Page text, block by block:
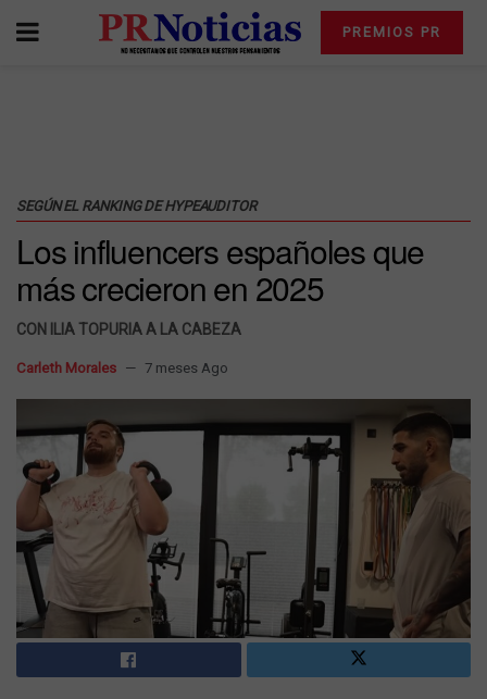
PREMIOS PR
SEGÚN EL RANKING DE HYPEAUDITOR
Los influencers españoles que
más crecieron en 2025
CON ILIA TOPURIA A LA CABEZA
Carleth Morales 7 meses Ago